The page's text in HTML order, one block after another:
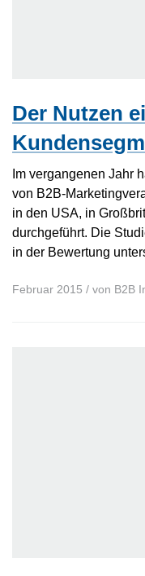
Der Nutzen
Im vergangenen Jahr
von B2B-
in den USA, in
durchgeführt. Die
in der Bewertung
Februar 2015 / von B2B